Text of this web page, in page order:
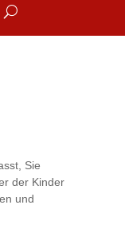
Sie
der Kinder
und